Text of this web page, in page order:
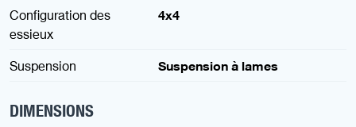
Configuration des
essieux
4x4
Suspension Suspension à lames
DIMENSIONS